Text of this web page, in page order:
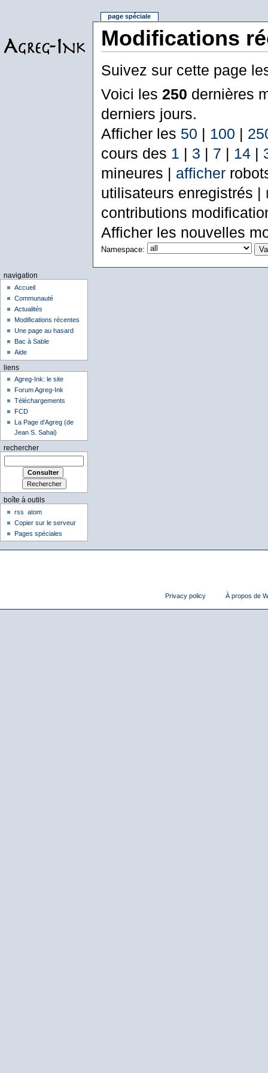
Modifications
Suivez sur cette page
Voici les 250 dernières
derniers jours.
Afficher les 50 | 100 |
cours des 1 | 3 | 7 | 14|
mineures | afficher
utilisateurs enregistrés |
contributions
Afficher les nouvelles
Namespace:
page spéciale
navigation
Accueil
Communauté
Actualités
Modifications récentes
Une page au hasard
Bac à Sable
Aide
liens
Agreg-Ink: le site
Forum Agreg-Ink
Téléchargements
FCD
La Page d'Agreg (de
Jean S. Sahai)
rechercher
boîte à outils
rss
atom
Copier sur le serveur
Pages spéciales
Privacy policy À propos de